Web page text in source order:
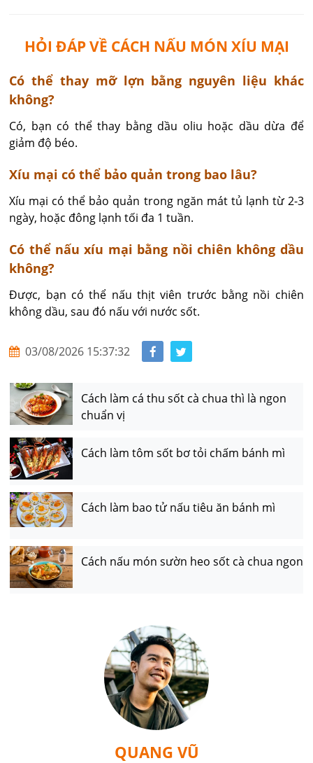
HỎI ĐÁP VỀ CÁCH NẤU MÓN XÍU MẠI
​Có thể thay mỡ lợn bằng nguyên liệu khác
không?
Có, bạn có thể thay bằng dầu oliu hoặc dầu dừa để
giảm độ béo.
Xíu mại có thể bảo quản trong bao lâu?
Xíu mại có thể bảo quản trong ngăn mát tủ lạnh từ 2-3
ngày, hoặc đông lạnh tối đa 1 tuần.
Có thể nấu xíu mại bằng nồi chiên không dầu
không?
Được, bạn có thể nấu thịt viên trước bằng nồi chiên
không dầu, sau đó nấu với nước sốt.
03/08/2026 15:37:32
Cách làm cá thu sốt cà chua thì là ngon
chuẩn vị
Cách làm tôm sốt bơ tỏi chấm bánh mì
Cách làm bao tử nấu tiêu ăn bánh mì
Cách nấu món sườn heo sốt cà chua ngon
QUANG VŨ